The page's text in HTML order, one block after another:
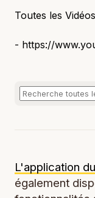
Toutes les
- https://
L'application
également